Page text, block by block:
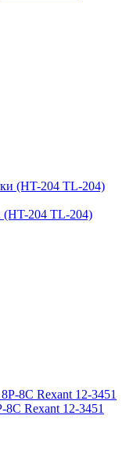
(HT-204 TL-204)
Rexant 12-3451